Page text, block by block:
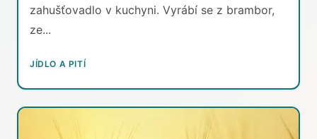
zahušťovadlo v kuchyni. Vyrábí se z brambor,
ze...
JÍDLO A PITÍ